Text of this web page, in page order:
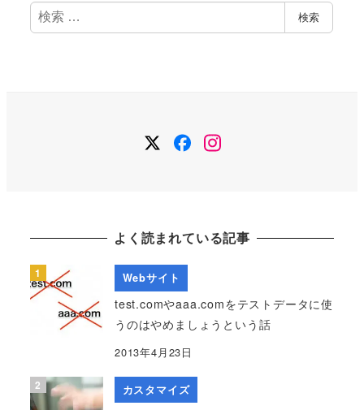
ブ
検
索
検索
Twitter
Facebook
Instagram
よく読まれている記事
Webサイト
test.comやaaa.comをテストデータに使
うのはやめましょうという話
2013年4月23日
カスタマイズ